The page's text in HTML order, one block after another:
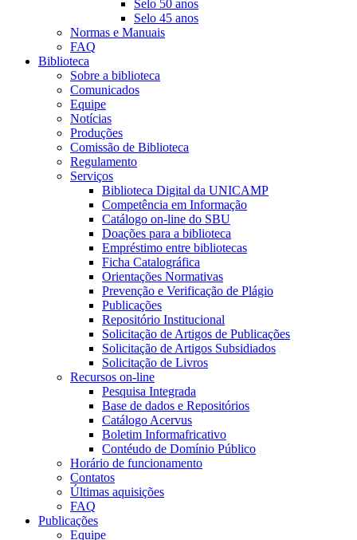
Selo 50 anos
Selo 45 anos
Normas e Manuais
FAQ
Biblioteca
Sobre a biblioteca
Comunicados
Equipe
Notícias
Produções
Comissão de Biblioteca
Regulamento
Serviços
Biblioteca Digital da UNICAMP
Competência em Informação
Catálogo on-line do SBU
Doações para a biblioteca
Empréstimo entre bibliotecas
Ficha Catalográfica
Orientações Normativas
Prevenção e Verificação de Plágio
Publicações
Repositório Institucional
Solicitação de Artigos de Publicações
Solicitação de Artigos Subsidiados
Solicitação de Livros
Recursos on-line
Pesquisa Integrada
Base de dados e Repositórios
Catálogo Acervus
Boletim Informafricativo
Contéudo de Domínio Público
Horário de funcionamento
Contatos
Últimas aquisições
FAQ
Publicações
Equipe